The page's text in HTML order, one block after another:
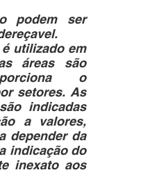
podem ser
utilizado em
áreas são
o
setores. As
indicadas
a valores,
depender da
indicação do
inexato aos